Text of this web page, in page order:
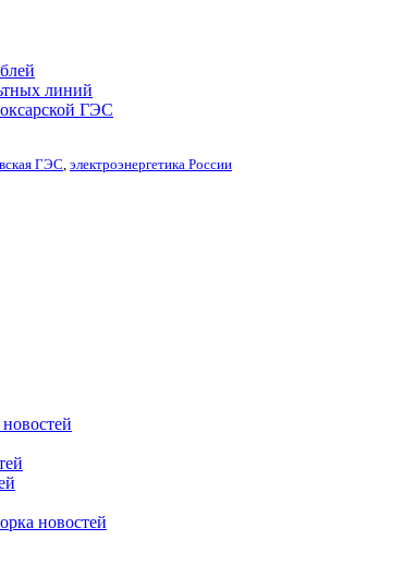
линий
ГЭС
ГЭС электроэнергетика России
новостей